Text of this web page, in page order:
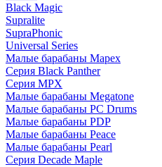
Black Magic
Supralite
SupraPhonic
Universal Series
Малые барабаны Mapex
Серия Black Panther
Серия MPX
Малые барабаны Megatone
Малые барабаны PC Drums
Малые барабаны PDP
Малые барабаны Peace
Малые барабаны Pearl
Серия Decade Maple